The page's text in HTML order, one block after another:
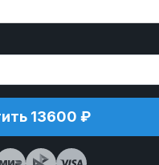
13600 ₽